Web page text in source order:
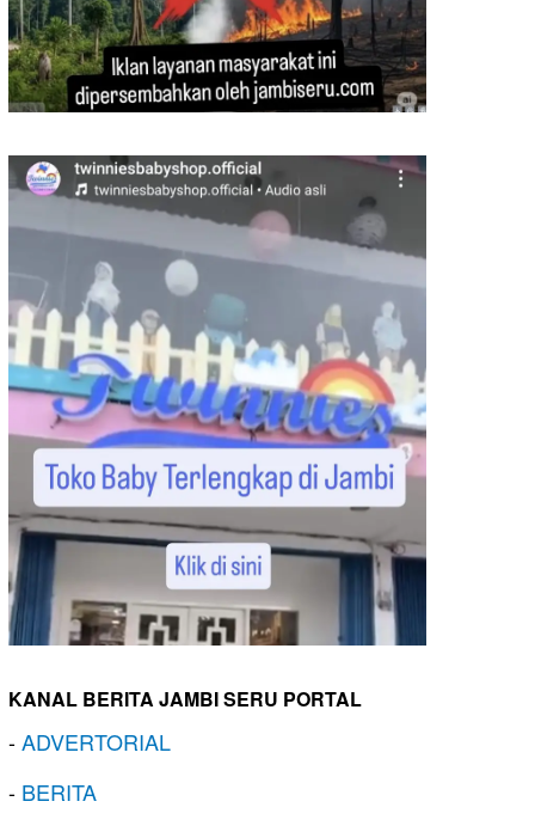
KANAL BERITA JAMBI SERU PORTAL
-ADVERTORIAL
- BERITA